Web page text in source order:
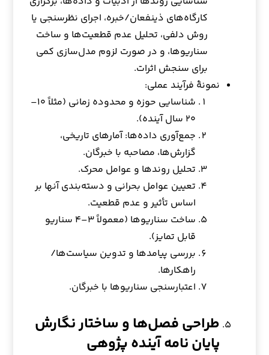
کارگاه‌های ذینفعان/خبره، اجرای نظرسنجی یا
روش دلفی، تحلیل عدم قطعیت‌ها و ساخت
سناریوها، و در صورت لزوم مدل‌سازی کمی
برای سنجش اثرات.
نمونهٔ فرآیند عملی:
شناسایی حوزه و محدوده زمانی (مثلاً ۱۰–
۲۰ سال آینده).
جمع‌آوری داده‌ها: آمارهای تاریخی،
گزارش‌ها، مصاحبه با خبرگان.
تحلیل روندها و عوامل محرک.
تعیین عوامل بحرانی و دسته‌بندی آنها بر
اساس تأثیر و عدم قطعیت.
ساخت سناریوها (معمولاً ۳–۴ سناریو
قابل تمایز).
بررسی پیامدها و تدوین سیاست‌ها/
راهکارها.
اعتبارسنجی سناریوها با خبرگان.
طراحی فصل‌ها و ساختار نگارش
پایان نامه آینده پژوهی